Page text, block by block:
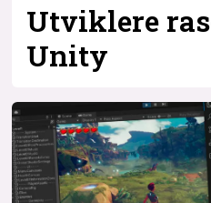
Utviklere
Unity